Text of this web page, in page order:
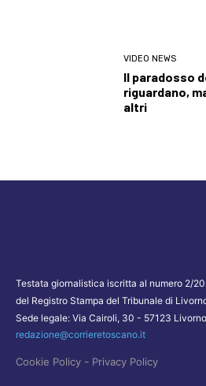
VIDEO NEWS
Il paradosso
riguardano,
altri
Testata giornalistica iscritta al numero 2/
del Registro Stampa del Tribunale di
Sede legale: Via Cairoli, 30 - 57123 Livorno
redazione@corrieretoscano.it
Cookie Policy - Privacy Policy